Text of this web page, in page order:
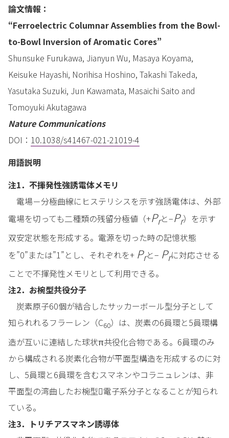
論文情報：
“Ferroelectric Columnar Assemblies from the Bowl-
to-Bowl Inversion of Aromatic Cores”
Shunsuke Furukawa, Jianyun Wu, Masaya Koyama,
Keisuke Hayashi, Norihisa Hoshino, Takashi Takeda,
Yasutaka Suzuki, Jun Kawamata, Masaichi Saito and
Tomoyuki Akutagawa
Nature Communications
DOI： 10.1038/s41467-021-21019-4
用語説明
注1．不揮発性強誘電体メモリ
電場－分極曲線にヒステリシスを示す強誘電体は、外部
電場を切っても二種類の残留分極値（+Prと−Pr）を示す
双安定状態を形成する。電源を切った時の記憶状態
を”0”または”1”とし、それぞれを+ Prと− Prに対応させる
ことで不揮発性メモリとして利用できる。
注2．お椀型共役分子
炭素原子60個が結合したサッカーボール型分子として
知られれるフラーレン（C60）は、炭素の6員環と5員環構
造が互いに連結した球状π共役化合物である。6員環のみ
から構成される炭素化合物が平面型構造を形成するのに対
し、5員環と6員環を含むスマネンやコラニュレンは、非
平面型の湾曲したお椀型電子系分子となることが知られ
ている。
注3．トリチアスマネン誘導体